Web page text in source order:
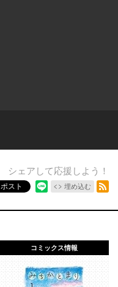
シェアして応援しよう！
ポスト 埋め込む
コミックス情報